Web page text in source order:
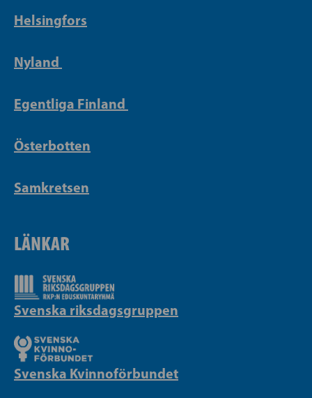
Helsingfors
Nyland
Egentliga Finland
Österbotten
Samkretsen
LÄNKAR
Svenska riksdagsgruppen
Svenska Kvinnoförbundet